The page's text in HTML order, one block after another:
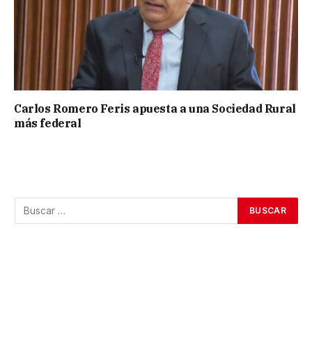
Carlos Romero Feris apuesta a una Sociedad Rural
más federal